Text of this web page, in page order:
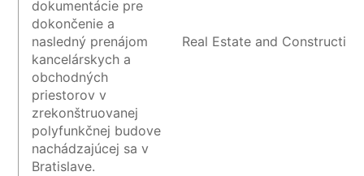
dokumentácie pre
dokončenie a
nasledný prenájom
kancelárskych a
obchodných
priestorov v
zrekonštruovanej
polyfunkčnej budove
nachádzajúcej sa v
Bratislave.
Real Estate and Construction